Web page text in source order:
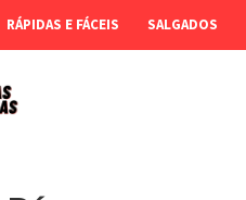
RÁPIDAS E FÁCEIS SALGADOS